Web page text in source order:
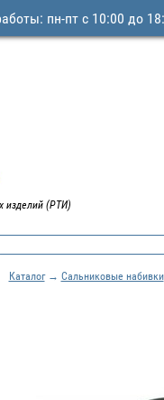
пн-пт с 10:00 до
изделий (РТИ)
Каталог→ Сальниковые набивки